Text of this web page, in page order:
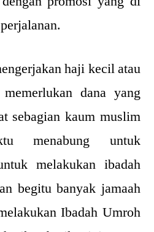
haji kecil atau
dana yang
sebagian kaum muslim
menabung untuk
melakukan ibadah
begitu banyak jamaah
Ibadah Umroh